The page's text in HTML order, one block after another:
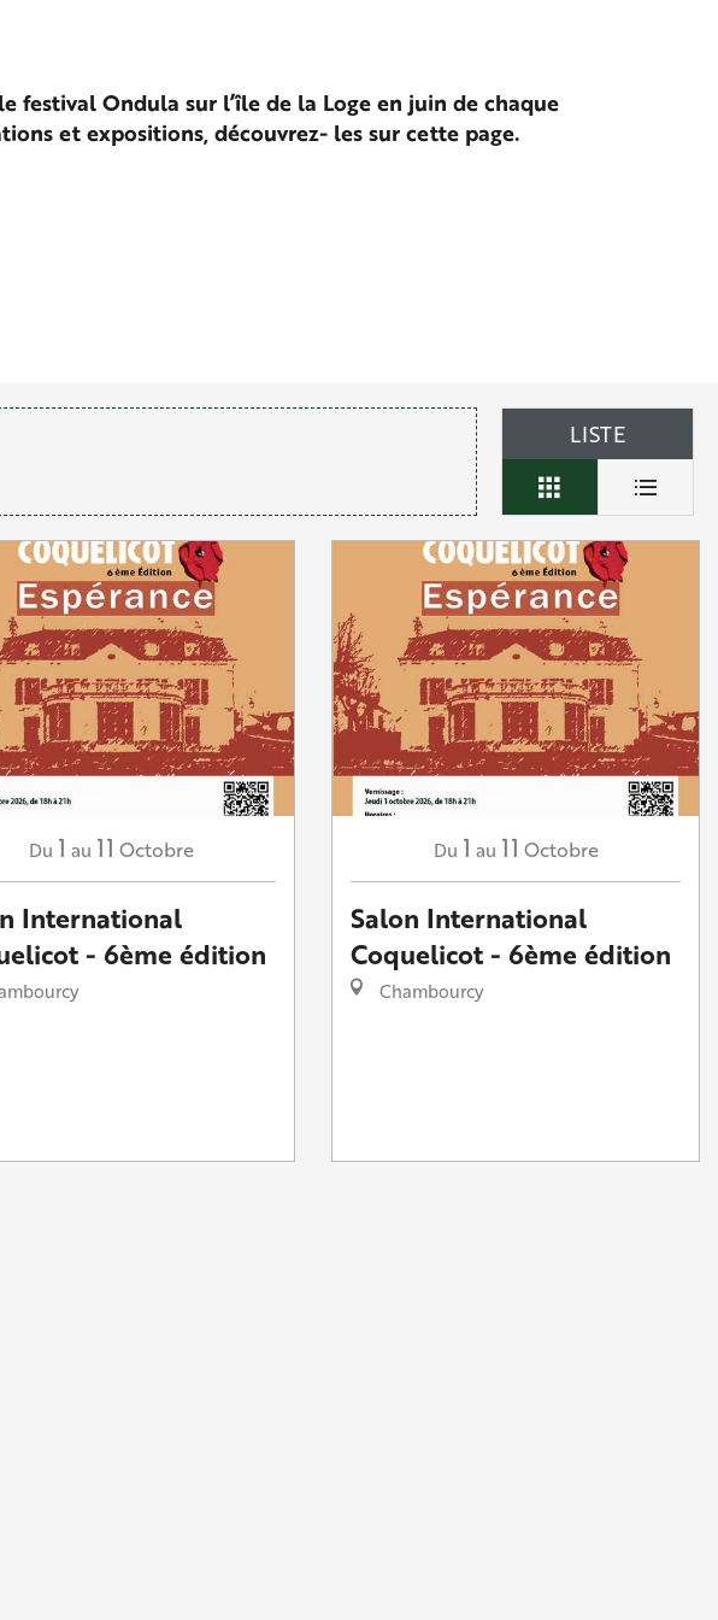
Ondula sur l’île de la Loge en juin de chaque
et expositions, découvrez- les sur cette page.
LISTE
Du 1 au 11 Octobre
International
- 6ème édition
Du 1 au 11 Octobre
Salon International
Coquelicot - 6ème édition
Chambourcy